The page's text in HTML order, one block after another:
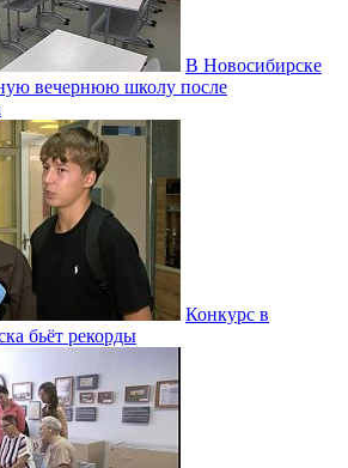
В Новосибирске
вечернюю школу после
Конкурс в
бьёт рекорды